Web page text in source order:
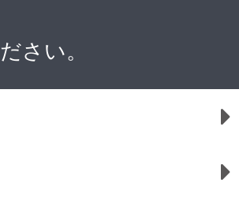
さい。